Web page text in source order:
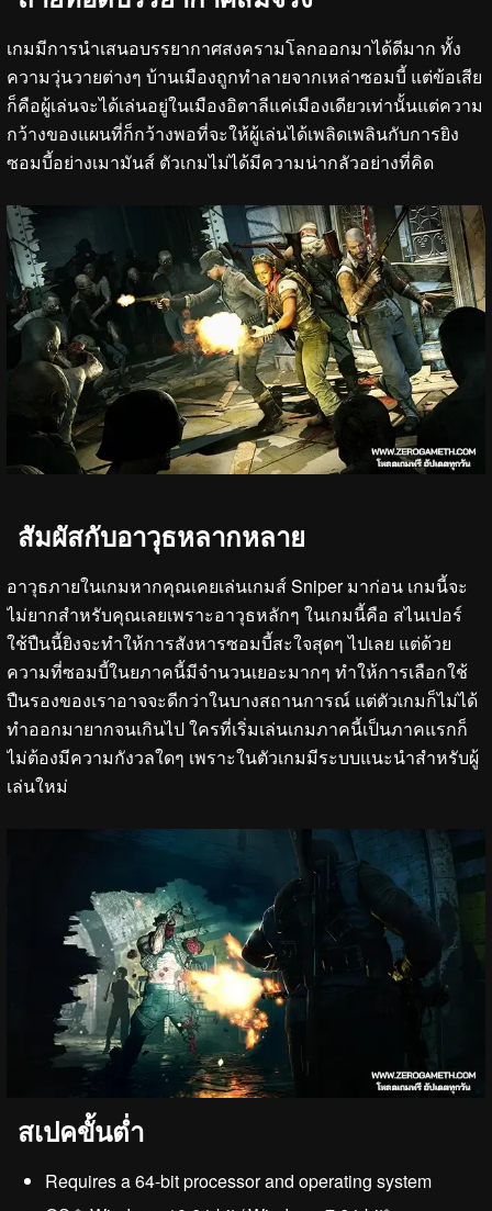
เกมมีการนำเสนอบรรยากาศสงครามโลกออกมาได้ดีมาก ทั้ง
ความวุ่นวายต่างๆ บ้านเมืองถูกทำลายจากเหล่าซอมบี้ แต่ข้อเสีย
ก็คือผู้เล่นจะได้เล่นอยู่ในเมืองอิตาลีแค่เมืองเดียวเท่านั้นแต่ความ
กว้างของแผนที่ก็กว้างพอที่จะให้ผู้เล่นได้เพลิดเพลินกับการยิง
ซอมบี้อย่างเมามันส์ ตัวเกมไม่ได้มีความน่ากลัวอย่างที่คิด
สัมผัสกับอาวุธหลากหลาย
อาวุธภายในเกมหากคุณเคยเล่นเกมส์ Sniper มาก่อน เกมนี้จะ
ไม่ยากสำหรับคุณเลยเพราะอาวุธหลักๆ ในเกมนี้คือ สไนเปอร์
ใช้ปืนนี้ยิงจะทำให้การสังหารซอมบี้สะใจสุดๆ ไปเลย แต่ด้วย
ความที่ซอมบี้ในยภาคนี้มีจำนวนเยอะมากๆ ทำให้การเลือกใช้
ปืนรองของเราอาจจะดีกว่าในบางสถานการณ์ แต่ตัวเกมก็ไม่ได้
ทำออกมายากจนเกินไป ใครที่เริ่มเล่นเกมภาคนี้เป็นภาคแรกก็
ไม่ต้องมีความกังวลใดๆ เพราะในตัวเกมมีระบบแนะนำสำหรับผู้
เล่นใหม่
สเปคขั้นต่ำ
Requires a 64-bit processor and operating system